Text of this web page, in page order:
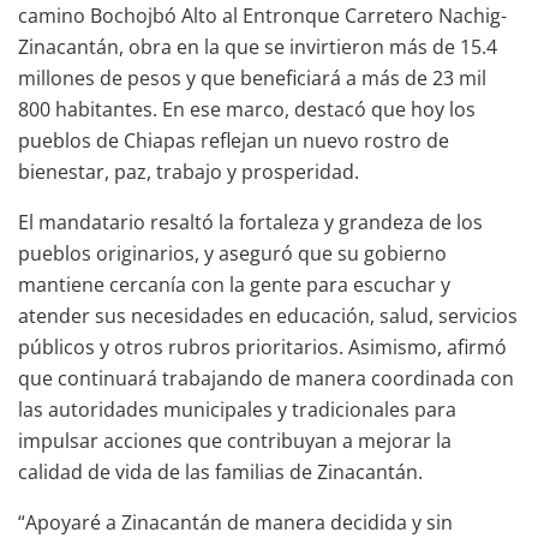
camino Bochojbó Alto al Entronque Carretero Nachig-
Zinacantán, obra en la que se invirtieron más de 15.4
millones de pesos y que beneficiará a más de 23 mil
800 habitantes. En ese marco, destacó que hoy los
pueblos de Chiapas reflejan un nuevo rostro de
bienestar, paz, trabajo y prosperidad.
El mandatario resaltó la fortaleza y grandeza de los
pueblos originarios, y aseguró que su gobierno
mantiene cercanía con la gente para escuchar y
atender sus necesidades en educación, salud, servicios
públicos y otros rubros prioritarios. Asimismo, afirmó
que continuará trabajando de manera coordinada con
las autoridades municipales y tradicionales para
impulsar acciones que contribuyan a mejorar la
calidad de vida de las familias de Zinacantán.
“Apoyaré a Zinacantán de manera decidida y sin